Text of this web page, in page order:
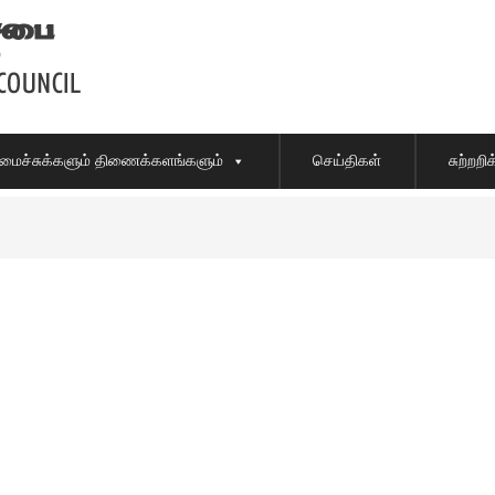
திணைக்களங்களும் செய்திகள்